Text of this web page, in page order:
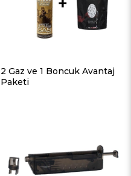
2 Gaz ve 1 Boncuk Avantaj
Paketi